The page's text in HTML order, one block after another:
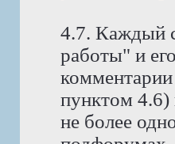
4.7. Каждый
работы" и
пунктом 4.6)
не более